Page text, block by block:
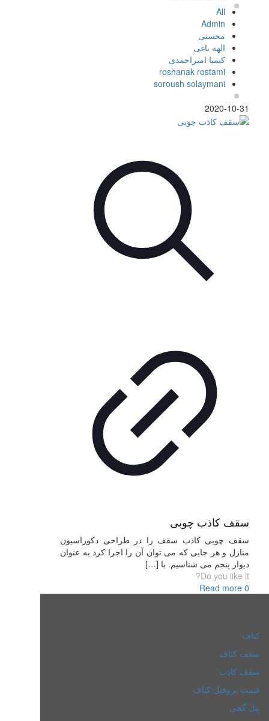
All
Admin
محسنی
الهه باغی
کیمیا امیراحمدی
roshanak rostami
soroush solaymani
2020-10-31
سقف کاذب چوبی
سقف چوبی کاذب سقف را در طراحی دکوراسیون
منازل و هر جایی که می توان آن را اجرا کرد به عنوان
دیوار پنجم می شناسیم. با […]
Do you like it?
0
Read more
کناف
سقف کناف
سقف کاذب
قیمت پروفیل کناف
پنل گچی